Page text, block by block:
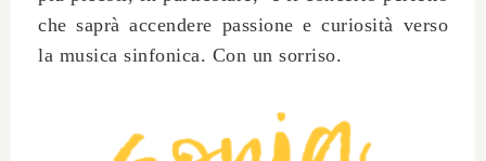
che saprà accendere passione e curiosità verso
la musica sinfonica. Con un sorriso.